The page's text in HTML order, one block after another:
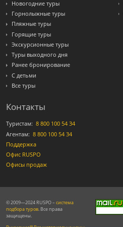
Новогодние туры
Горнолыжные туры
Пляжные туры
Горящие туры
Экскурсионные туры
Туры выходного дня
Ранее бронирование
С детьми
Все туры
Контакты
Туристам: 8 800 100 54 34
Агентам: 8 800 100 54 34
Поддержка
Офис RUSPO
Офисы продаж
© 2009—2024 RUSPO – система
подбора туров. Все права
защищены.